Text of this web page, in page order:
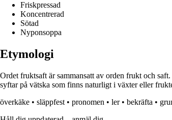
Friskpressad
Koncentrerad
Sötad
Nyponsoppa
Etymologi
Ordet fruktsaft är sammansatt av orden frukt och
syftar på vätska som finns naturligt i växter eller
överkäke • släppfest • pronomen • ler• bekräfta •